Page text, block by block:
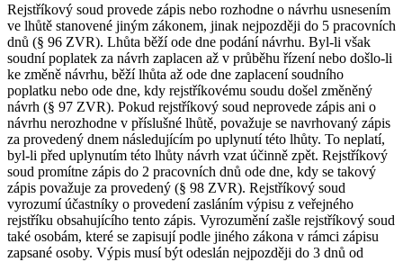
Rejstříkový soud provede zápis nebo rozhodne o návrhu usnesením
ve lhůtě stanovené jiným zákonem, jinak nejpozději do 5 pracovních
dnů (§ 96 ZVR). Lhůta běží ode dne podání návrhu. Byl-li však
soudní poplatek za návrh zaplacen až v průběhu řízení nebo došlo-li
ke změně návrhu, běží lhůta až ode dne zaplacení soudního
poplatku nebo ode dne, kdy rejstříkovému soudu došel změněný
návrh (§ 97 ZVR). Pokud rejstříkový soud neprovede zápis ani o
návrhu nerozhodne v příslušné lhůtě, považuje se navrhovaný zápis
za provedený dnem následujícím po uplynutí této lhůty. To neplatí,
byl-li před uplynutím této lhůty návrh vzat účinně zpět. Rejstříkový
soud promítne zápis do 2 pracovních dnů ode dne, kdy se takový
zápis považuje za provedený (§ 98 ZVR). Rejstříkový soud
vyrozumí účastníky o provedení zasláním výpisu z veřejného
rejstříku obsahujícího tento zápis. Vyrozumění zašle rejstříkový soud
také osobám, které se zapisují podle jiného zákona v rámci zápisu
zapsané osoby. Výpis musí být odeslán nejpozději do 3 dnů od